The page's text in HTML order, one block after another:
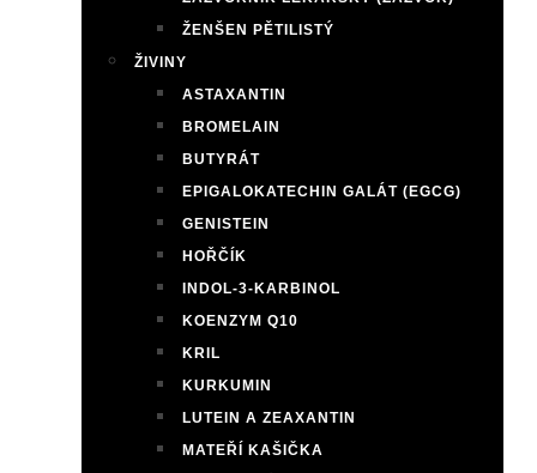
ŽENŠEN PĚTILISTÝ
ŽIVINY
ASTAXANTIN
BROMELAIN
BUTYRÁT
EPIGALOKATECHIN GALÁT (EGCG)
GENISTEIN
HOŘČÍK
INDOL-3-KARBINOL
KOENZYM Q10
KRIL
KURKUMIN
LUTEIN A ZEAXANTIN
MATEŘÍ KAŠIČKA